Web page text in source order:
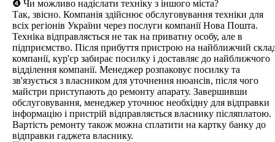
❹ Чи можливо надіслати техніку з іншого міста?
Так, звісно. Компанія здійснює обслуговування техніки для
всіх регіонів України через послуги компанії Нова Пошта.
Техніка відправляється не так на приватну особу, але в
підприємство. Після прибуття пристрою на найближчий
компанії, кур'єр забирає посилку і доставляє до найближчого
відділення компанії. Менеджер розпаковує посилку та
зв'язується з власником для уточнення нюансів, після чого
майстри приступають до ремонту апарату. Завершивши
обслуговування, менеджер уточнює необхідну для відправки
інформацію і пристрій відправляється власнику післяплатою.
Вартість ремонту також можна сплатити на картку банку до
відправки гаджета власнику.